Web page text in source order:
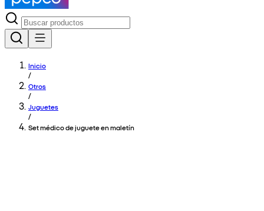
Inicio
/
Otros
/
Juguetes
/
Set médico de juguete en maletín